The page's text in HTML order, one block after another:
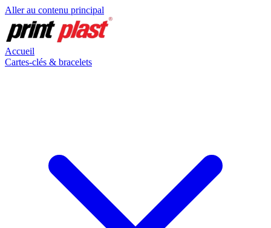
Aller au contenu principal
Accueil
Cartes-clés & bracelets